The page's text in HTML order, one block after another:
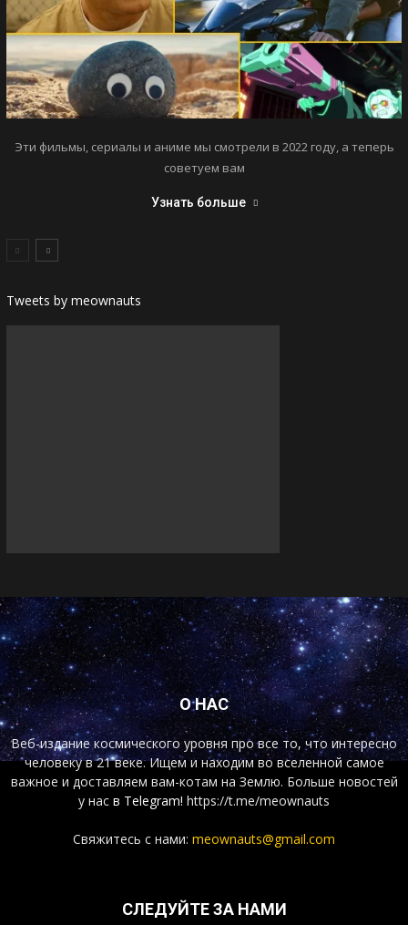
Эти фильмы, сериалы и аниме мы смотрели в 2022 году, а теперь
советуем вам
Узнать больше
Tweets by meownauts
О НАС
Веб-издание космического уровня про все то, что интересно
человеку в 21 веке. Ищем и находим во вселенной самое
важное и доставляем вам-котам на Землю. Больше новостей
у нас в Telegram! https://t.me/meownauts
Свяжитесь с нами: meownauts@gmail.com
СЛЕДУЙТЕ ЗА НАМИ